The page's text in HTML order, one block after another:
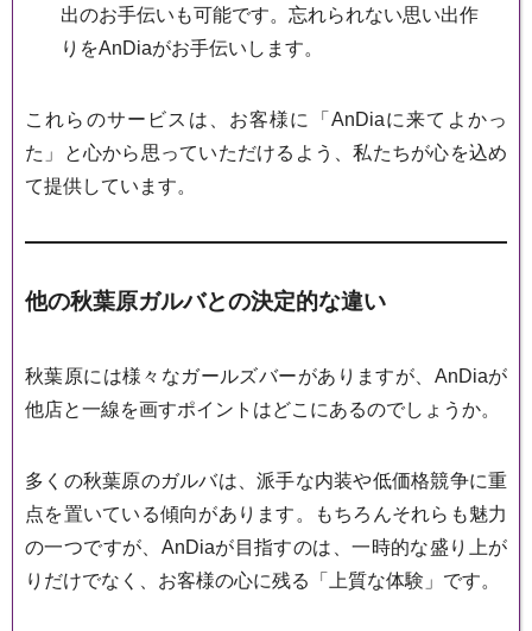
出のお手伝いも可能です。忘れられない思い出作
りをAnDiaがお手伝いします。
これらのサービスは、お客様に「AnDiaに来てよかっ
た」と心から思っていただけるよう、私たちが心を込め
て提供しています。
他の秋葉原ガルバとの決定的な違い
秋葉原には様々なガールズバーがありますが、AnDiaが
他店と一線を画すポイントはどこにあるのでしょうか。
多くの秋葉原のガルバは、派手な内装や低価格競争に重
点を置いている傾向があります。もちろんそれらも魅力
の一つですが、AnDiaが目指すのは、一時的な盛り上が
りだけでなく、お客様の心に残る「上質な体験」です。